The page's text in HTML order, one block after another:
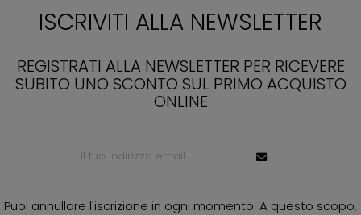
ISCRIVITI ALLA NEWSLETTER
REGISTRATI ALLA NEWSLETTER PER RICEVERE
SUBITO UNO SCONTO SUL PRIMO ACQUISTO
ONLINE
Puoi annullare l'iscrizione in ogni momento. A questo scopo,